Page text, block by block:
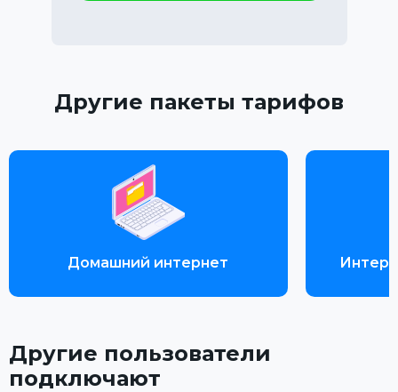
Другие пакеты тарифов
Домашний интернет
Другие пользователи
подключают